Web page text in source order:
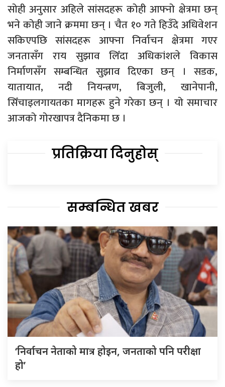
सोही अनुसार अहिले सांसदहरू कोही आफ्नो क्षेत्रमा छन्
भने कोही जाने क्रममा छन् । चैत १० गते हिउँदे अधिवेशन
सकिएपछि सांसदहरू आफ्ना निर्वाचन क्षेत्रमा गएर
जनतासँग राय सुझाव लिँदा अधिकांशले विकास
निर्माणसँग सम्बन्धित सुझाव दिएका छन् । सडक,
यातायात, नदी नियन्त्रण, बिजुली, खानेपानी,
सिँचाइलगायतका मागहरू हुने गरेका छन् । यो समाचार
आजको गोरखापत्र दैनिकमा छ ।
प्रतिक्रिया दिनुहोस्
सम्बन्धित खबर
‘निर्वाचन नेताको मात्र होइन, जनताको पनि परीक्षा
हो’